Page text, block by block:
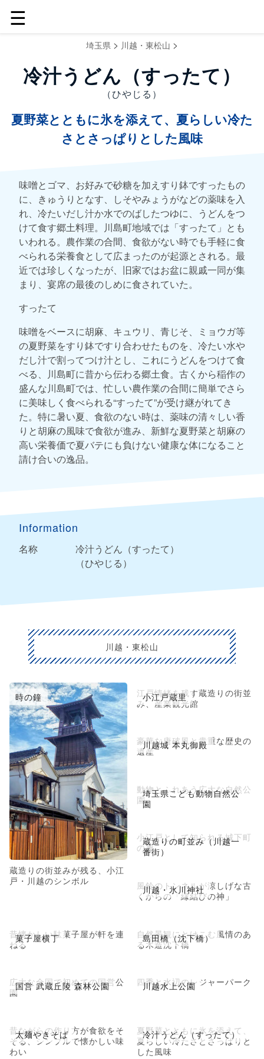
☰
埼玉県 > 川越・東松山 >
冷汁うどん（すったて）
（ひやじる）
夏野菜とともに氷を添えて、夏らしい冷た
さとさっぱりとした風味
味噌とゴマ、お好みで砂糖を加えすり鉢ですったもの
に、きゅうりとなす、しそやみょうがなどの薬味を入
れ、冷たいだし汁か水でのばしたつゆに、うどんをつ
けて食す郷土料理。川島町地域では「すったて」とも
いわれる。農作業の合間、食欲がない時でも手軽に食
べられる栄養食として広まったのが起源とされる。最
近では珍しくなったが、旧家ではお盆に親戚一同が集
まり、宴席の最後のしめに食されていた。
すったて
味噌をベースに胡麻、キュウリ、青じそ、ミョウガ等
の夏野菜をすり鉢ですり合わせたものを、冷たい水や
だし汁で割ってつけ汁とし、これにうどんをつけて食
べる、川島町に昔から伝わる郷土食。古くから稲作の
盛んな川島町では、忙しい農作業の合間に簡単でさら
に美味しく食べられる“すったて”が受け継がれてき
た。特に暑い夏、食欲のない時は、薬味の清々しい香
りと胡麻の風味で食欲が進み、新鮮な夏野菜と胡麻の
高い栄養価で夏バテにも負けない健康な体になること
請け合いの逸品。
Information
名称
冷汁うどん（すったて）
（ひやじる）
川越・東松山
時の鐘
蔵造りの街並みが残る、小江
戸・川越のシンボル
小江戸蔵里
江戸情緒を残す蔵造りの街並
み、産業観光館
川越城 本丸御殿
豪華な唐破風と貴重な歴史の
遺産
埼玉県こども動物自然公
園
動物とふれあう広大な自然公
園
蔵造りの町並み（川越一
番街）
小江戸として知られる城下町
の趣
川越・氷川神社
風鈴のトンネルが涼しげな古
くからの「縁結びの神」
菓子屋横丁
昔懐かしい駄菓子屋が軒を連
ねる
島田橋（沈下橋）
自然景観にとけこむ風情のあ
る木造沈下橋
国営 武蔵丘陵 森林公園
広大な全国で初めての国営公
園
川越水上公園
四季と水辺のレジャーパーク
太麺やきそば
昔ながらの作り方が食欲をそ
そる、シンプルで懐かしい味
わい
冷汁うどん（すったて）
夏野菜とともに氷を添えて、
夏らしい冷たさとさっぱりと
した風味